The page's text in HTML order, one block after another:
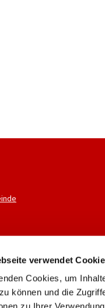
verwendet
Cookies, um
können und die